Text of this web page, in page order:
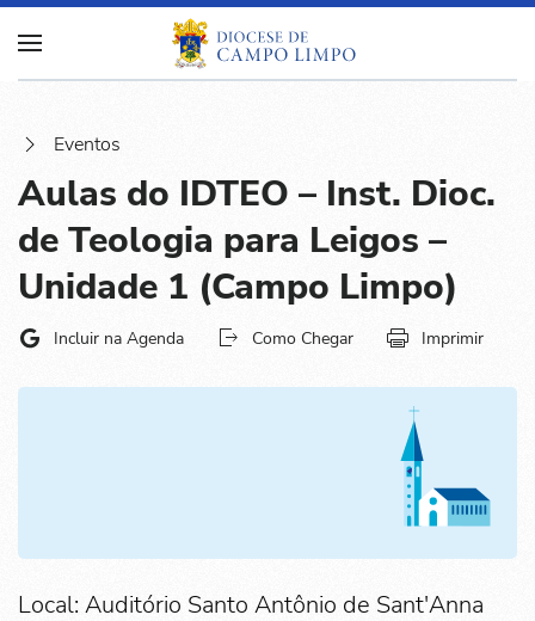
Eventos
Aulas do IDTEO – Inst. Dioc.
de Teologia para Leigos –
Unidade 1 (Campo Limpo)
Incluir na Agenda Como Chegar Imprimir
Local: Auditório Santo Antônio de Sant'Anna